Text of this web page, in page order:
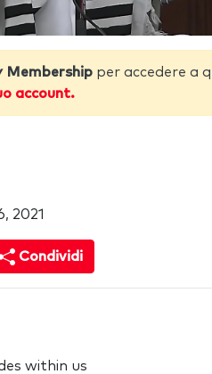
Membership per accedere a
account.
2021
Condividi
within us